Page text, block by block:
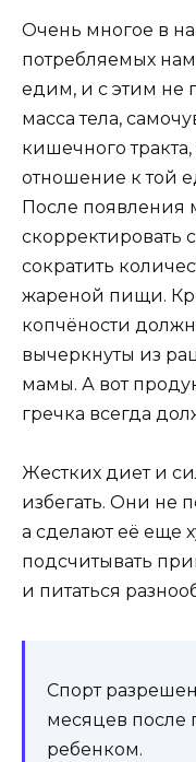
Очень многое в
потребляемых
едим, и с этим
масса тела,
кишечного
отношение к той
После появления
скорректировать
сократить
жареной пищи.
копчёности
вычеркнуты из
мамы. А вот
гречка всегда
Жестких диет и
избегать. Они не
а сделают её еще
подсчитывать
и питаться
Спорт
месяцев после
ребенком.